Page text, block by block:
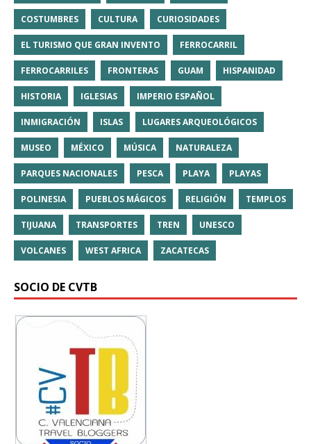
COSTUMBRES CULTURA CURIOSIDADES
EL TURISMO QUE GRAN INVENTO FERROCARRIL
FERROCARRILES FRONTERAS GUAM HISPANIDAD
HISTORIA IGLESIAS IMPERIO ESPAÑOL
INMIGRACIÓN ISLAS LUGARES ARQUEOLÓGICOS
MUSEO MÉXICO MÚSICA NATURALEZA
PARQUES NACIONALES PESCA PLAYA PLAYAS
POLINESIA PUEBLOS MÁGICOS RELIGIÓN TEMPLOS
TIJUANA TRANSPORTES TREN UNESCO
VOLCANES WEST AFRICA ZACATECAS
SOCIO DE CVTB